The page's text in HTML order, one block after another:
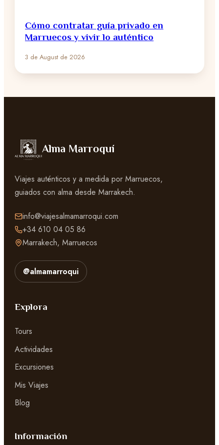
Cómo contratar guía privado en
Marruecos y vivir lo auténtico
3 de August de 2026
Alma Marroquí
Viajes auténticos y a medida por Marruecos,
guiados con alma desde Marrakech.
info@viajesalmamarroqui.com
+34 610 04 05 86
Marrakech, Marruecos
@almamarroqui
Explora
Tours
Actividades
Excursiones
Mis Viajes
Blog
Información